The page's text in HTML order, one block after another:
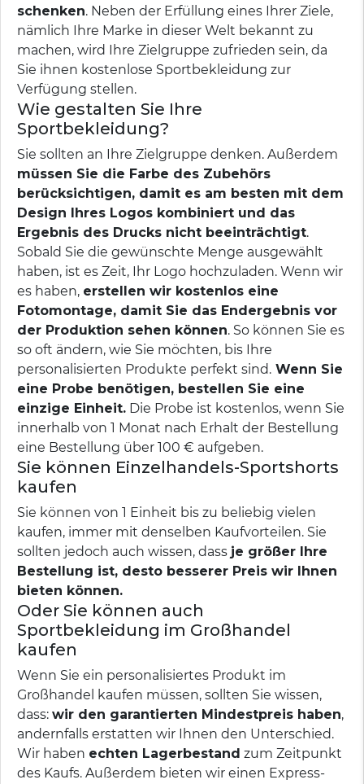
schenken. Neben der Erfüllung eines Ihrer Ziele,
nämlich Ihre Marke in dieser Welt bekannt zu
machen, wird Ihre Zielgruppe zufrieden sein, da
Sie ihnen kostenlose Sportbekleidung zur
Verfügung stellen.
Wie gestalten Sie Ihre
Sportbekleidung?
Sie sollten an Ihre Zielgruppe denken. Außerdem
müssen Sie die Farbe des Zubehörs
berücksichtigen, damit es am besten mit dem
Design Ihres Logos kombiniert und das
Ergebnis des Drucks nicht beeinträchtigt.
Sobald Sie die gewünschte Menge ausgewählt
haben, ist es Zeit, Ihr Logo hochzuladen. Wenn wir
es haben, erstellen wir kostenlos eine
Fotomontage, damit Sie das Endergebnis vor
der Produktion sehen können. So können Sie es
so oft ändern, wie Sie möchten, bis Ihre
personalisierten Produkte perfekt sind. Wenn Sie
eine Probe benötigen, bestellen Sie eine
einzige Einheit. Die Probe ist kostenlos, wenn Sie
innerhalb von 1 Monat nach Erhalt der Bestellung
eine Bestellung über 100 € aufgeben.
Sie können Einzelhandels-Sportshorts
kaufen
Sie können von 1 Einheit bis zu beliebig vielen
kaufen, immer mit denselben Kaufvorteilen. Sie
sollten jedoch auch wissen, dass je größer Ihre
Bestellung ist, desto besserer Preis wir Ihnen
bieten können.
Oder Sie können auch
Sportbekleidung im Großhandel
kaufen
Wenn Sie ein personalisiertes Produkt im
Großhandel kaufen müssen, sollten Sie wissen,
dass: wir den garantierten Mindestpreis haben,
andernfalls erstatten wir Ihnen den Unterschied.
Wir haben echten Lagerbestand zum Zeitpunkt
des Kaufs. Außerdem bieten wir einen Express-